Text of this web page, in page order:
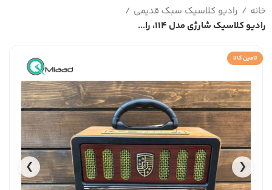
خانه
رادیو کلاسیک سبک قدیمی
رادیو کلاسیک شارژی مدل 114، را...
تامین کالا
❮
❯